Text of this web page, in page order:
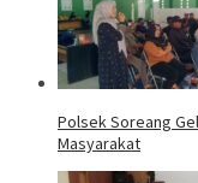
Polsek Soreang
Masyarakat